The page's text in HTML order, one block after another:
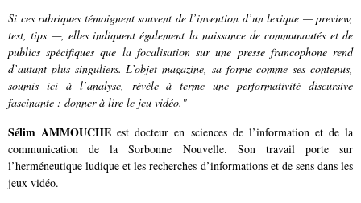
Si ces rubriques témoignent souvent de l’invention d’un lexique — preview,
test, tips —, elles indiquent également la naissance de communautés et de
publics spécifiques que la focalisation sur une presse francophone rend
d’autant plus singuliers. L’objet magazine, sa forme comme ses contenus,
soumis ici à l’analyse, révèle à terme une performativité discursive
fascinante : donner à lire le jeu vidéo."
Sélim AMMOUCHE est docteur en sciences de l’information et de la
communication de la Sorbonne Nouvelle. Son travail porte sur
l’herméneutique ludique et les recherches d’informations et de sens dans les
jeux vidéo.